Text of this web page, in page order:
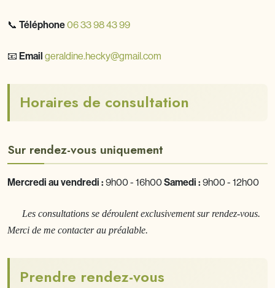
📞 Téléphone06 33 98 43 99
📧 Email geraldine.hecky@gmail.com
Horaires de consultation
Sur rendez-vous uniquement
Mercredi au vendredi : 9h00 - 16h00Samedi : 9h00 - 12h00
Les consultations se déroulent exclusivement sur rendez-vous.
Merci de me contacter au préalable.
Prendre rendez-vous